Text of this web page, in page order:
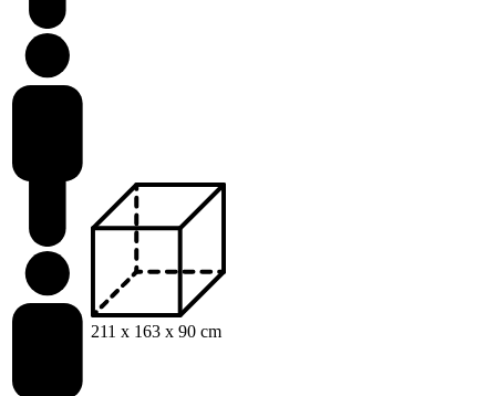
211 x 163 x 90 cm